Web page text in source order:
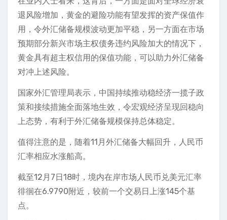
退风险增加，黄金的避险功能有望发挥的资产保值作
用，令外汇储备规模波动更加平稳，另一方面在市场
预期部分新兴市场主权债务违约风险加大的情况下，
黄金具有超主权信用的保值功能，可以助力外汇储备
对冲上述风险。
国家外汇管理局表示，中国持续推动稳经济一揽子政
策和接续措施全面落地生效，令宏观经济呈现回稳向
上态势，有利于外汇储备规模保持总体稳定。
值得注意的是，随着11月外汇储备大幅回升，人民币
汇率相应水涨船高。
截至12月7日18时，境内在岸市场人民币兑美元汇率
徘徊在6.9790附近，较前一个交易日上涨145个基
点。